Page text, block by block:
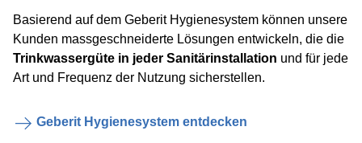
Basierend auf dem Geberit Hygienesystem können unsere
Kunden massgeschneiderte Lösungen entwickeln, die die
Trinkwassergüte in jeder Sanitärinstallation und für jede
Art und Frequenz der Nutzung sicherstellen.
Geberit Hygienesystem entdecken